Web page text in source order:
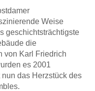
Weise
geschichtsträchtigste
die
von Karl Friedrich
es 2001
das Herzstück des